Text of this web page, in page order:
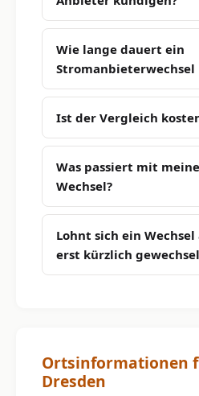
Wie lange dauert ein
Stromanbieterwechsel
Ist der Vergleich
Was passiert mit
Wechsel?
Lohnt sich ein
erst kürzlich
Ortsinformationen
Dresden